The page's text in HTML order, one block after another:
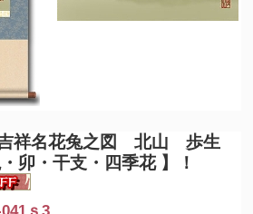
祥名花兔之図 北山 歩生
卯・干支・四季花 】！
ｓ3